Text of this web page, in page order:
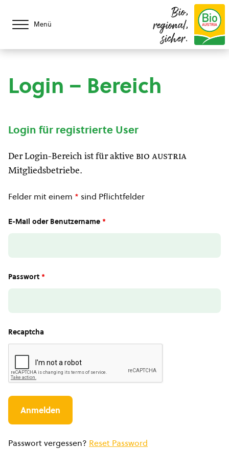
Menü
Bio,
regional,
sicher.
Login – Bereich
Login für registrierte User
Der Login-Bereich ist für aktive bio austria
Mitgliedsbetriebe.
Felder mit einem * sind Pflichtfelder
E-Mail oder Benutzername *
Passwort *
Recaptcha
Passwort vergessen? Reset Password